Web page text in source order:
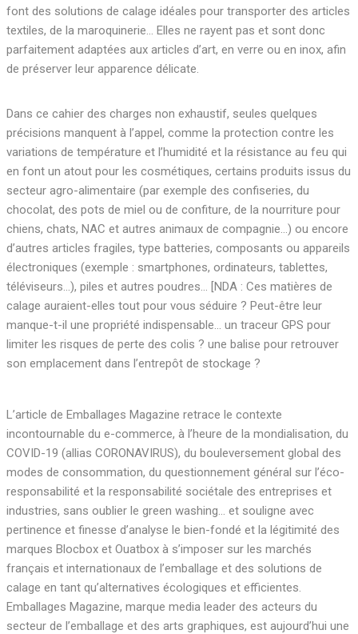
font des solutions de calage idéales pour transporter des articles
textiles, de la maroquinerie… Elles ne rayent pas et sont donc
parfaitement adaptées aux articles d’art, en verre ou en inox, afin
de préserver leur apparence délicate.
Dans ce cahier des charges non exhaustif, seules quelques
précisions manquent à l’appel, comme la protection contre les
variations de température et l’humidité et la résistance au feu qui
en font un atout pour les cosmétiques, certains produits issus du
secteur agro-alimentaire (par exemple des confiseries, du
chocolat, des pots de miel ou de confiture, de la nourriture pour
chiens, chats, NAC et autres animaux de compagnie…) ou encore
d’autres articles fragiles, type batteries, composants ou appareils
électroniques (exemple : smartphones, ordinateurs, tablettes,
téléviseurs…), piles et autres poudres… [NDA : Ces matières de
calage auraient-elles tout pour vous séduire ? Peut-être leur
manque-t-il une propriété indispensable… un traceur GPS pour
limiter les risques de perte des colis ? une balise pour retrouver
son emplacement dans l’entrepôt de stockage ?
L’article de Emballages Magazine retrace le contexte
incontournable du e-commerce, à l’heure de la mondialisation, du
COVID-19 (allias CORONAVIRUS), du bouleversement global des
modes de consommation, du questionnement général sur l’éco-
responsabilité et la responsabilité sociétale des entreprises et
industries, sans oublier le green washing… et souligne avec
pertinence et finesse d’analyse le bien-fondé et la légitimité des
marques Blocbox et Ouatbox à s’imposer sur les marchés
français et internationaux de l’emballage et des solutions de
calage en tant qu’alternatives écologiques et efficientes.
Emballages Magazine, marque media leader des acteurs du
secteur de l’emballage et des arts graphiques, est aujourd’hui une